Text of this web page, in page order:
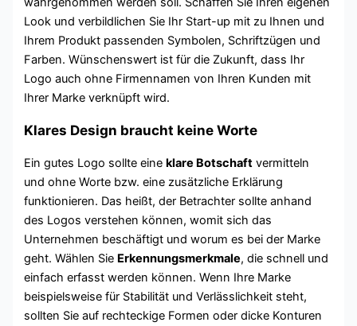
Look und verbildlichen Sie Ihr Start-up mit zu Ihnen und
Ihrem Produkt passenden Symbolen, Schriftzügen und
Farben. Wünschenswert ist für die Zukunft, dass Ihr
Logo auch ohne Firmennamen von Ihren Kunden mit
Ihrer Marke verknüpft wird.
Klares Design braucht keine Worte
Ein gutes Logo sollte eineklare Botschaft vermitteln
und ohne Worte bzw. eine zusätzliche Erklärung
funktionieren. Das heißt, der Betrachter sollte anhand
des Logos verstehen können, womit sich das
Unternehmen beschäftigt und worum es bei der Marke
geht. Wählen Sie Erkennungsmerkmale, die schnell und
einfach erfasst werden können. Wenn Ihre Marke
beispielsweise für Stabilität und Verlässlichkeit steht,
sollten Sie auf rechteckige Formen oder dicke Konturen